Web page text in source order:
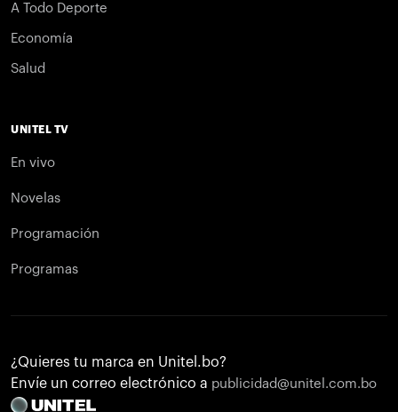
A Todo Deporte
Economía
Salud
UNITEL TV
En vivo
Novelas
Programación
Programas
¿Quieres tu marca en Unitel.bo?
Envíe un correo electrónico a publicidad@unitel.com.bo